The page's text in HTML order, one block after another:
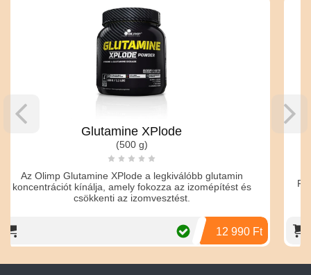
legkiválóbb glutamin
az izomépítést és
Tenmag
Fokozd a vitalitást és a szellemi
erejével! Fedezd fel a